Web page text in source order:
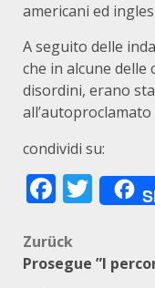
americani ed
A seguito delle
che in alcune delle
disordini, erano
condividi su:
Zurück
Prosegue ”I